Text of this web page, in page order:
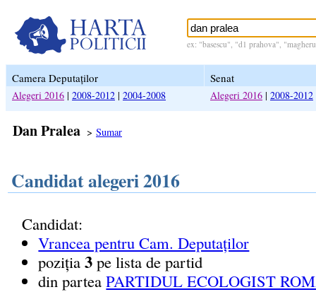
ex: "basescu", "d1 prahova",
Camera Deputaților Senat
Alegeri 2016 | 2008-2012 | 2004-2008 Alegeri 2016 | 2008-2012
Dan Pralea > Sumar
Candidat alegeri 2016
Candidat:
Vrancea pentru Cam. Deputaților
poziția3 pe lista de partid
din parteaPARTIDUL ECOLOGIST